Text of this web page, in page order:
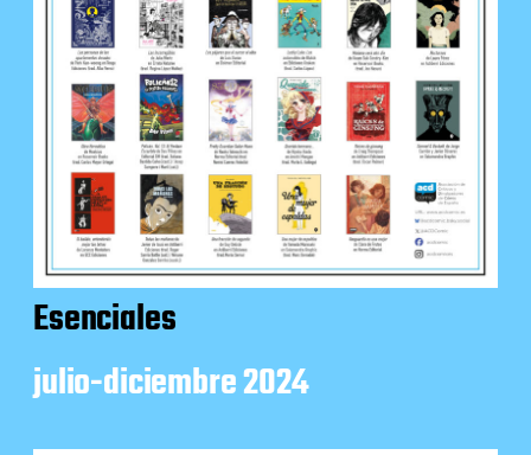
Esenciales
julio-diciembre 2024